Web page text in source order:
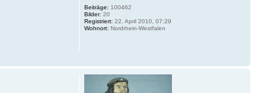
Beiträge: 100462
Bilder: 20
Registriert: 22. April 2010, 07:29
Wohnort: Nordrhein-Westfalen